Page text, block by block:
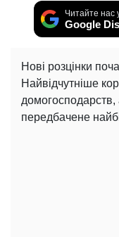
Читайте нас
Google
Нові розцінки
Найвідчутніше
домогосподарств,
передбачене